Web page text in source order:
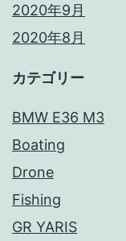
2020年9月
2020年8月
カテゴリー
BMW E36 M3
Boating
Drone
Fishing
GR YARIS